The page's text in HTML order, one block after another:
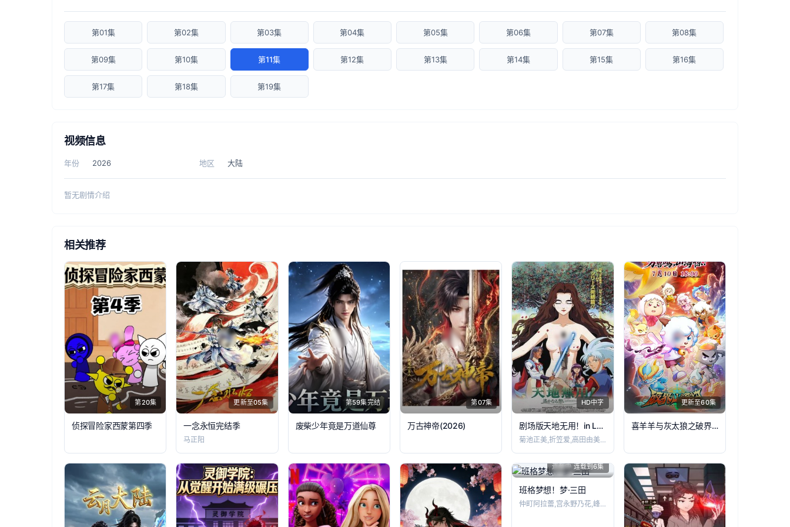
第01集 第02集 第03集 第04集 第05集 第06集 第07集 第08集
第09集 第10集 第11集 第12集 第13集 第14集 第15集 第16集
第17集 第18集 第19集
视频信息
年份 2026 地区 大陆
暂无剧情介绍
相关推荐
第20集
侦探冒险家西蒙第四季
更新至05集
​一念永恒完结季​
马正阳
第59集完结
废柴少年竟是万道仙尊
第07集
万古神帝(2026)​
HD中字
剧场版天地无用！in LOVE2：遥远的思念
菊池正美,折笠爱,高田由美,井上喜久子,
更新至60集
喜羊羊与灰太狼之破界山海诀
连载中 连载到6集
班格梦想！梦·三田
仲町阿拉蕾,宫永野乃花,峰月律,藤都子,